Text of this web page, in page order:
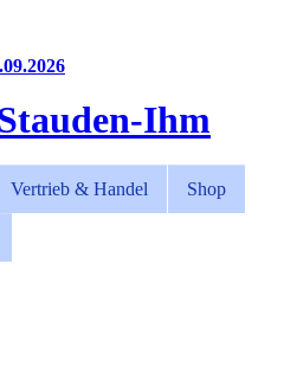
Ihm
Vertrieb & Handel Shop